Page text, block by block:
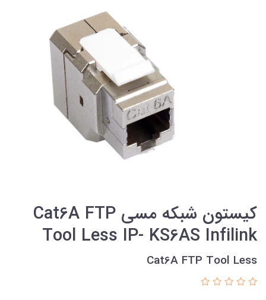
کیستون شبکه مسي Cat6A FTP
Tool Less IP- KS6AS Infilink
Cat6A FTP Tool Less